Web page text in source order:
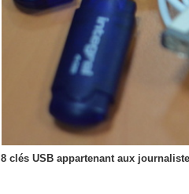
8 clés USB appartenant aux